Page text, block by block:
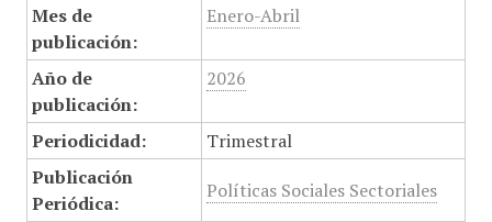
Mes de
publicación:
Enero-Abril
Año de
publicación:
2026
Periodicidad:
Trimestral
Publicación
Periódica:
Políticas Sociales Sectoriales